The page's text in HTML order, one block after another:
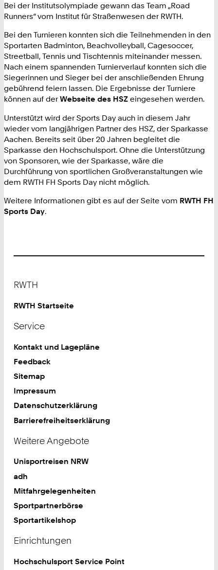
Bei der Institutsolympiade gewann das Team „Road
Runners“ vom Institut für Straßenwesen der RWTH.
Bei den Turnieren konnten sich die Teilnehmenden in den
Sportarten Badminton, Beachvolleyball, Cagesoccer,
Streetball, Tennis und Tischtennis miteinander messen.
Nach einem spannenden Turnierverlauf konnten sich die
Siegerinnen und Sieger bei der anschließenden Ehrung
gebührend feiern lassen. Die Ergebnisse der Turniere
können auf der Webseite des HSZ eingesehen werden.
Unterstützt wird der Sports Day auch in diesem Jahr
wieder vom langjährigen Partner des HSZ, der Sparkasse
Aachen. Bereits seit über 20 Jahren begleitet die
Sparkasse den Hochschulsport. Ohne die Unterstützung
von Sponsoren, wie der Sparkasse, wäre die
Durchführung von sportlichen Großveranstaltungen wie
dem RWTH FH Sports Day nicht möglich.
Weitere Informationen gibt es auf der Seite vom RWTH FH
Sports Day.
RWTH
RWTH Startseite
Service
Kontakt und Lagepläne
Feedback
Sitemap
Impressum
Datenschutzerklärung
Barrierefreiheitserklärung
Weitere Angebote
Unisportreisen NRW
adh
Mitfahrgelegenheiten
Sportpartnerbörse
Sportartikelshop
Einrichtungen
Hochschulsport Service Point